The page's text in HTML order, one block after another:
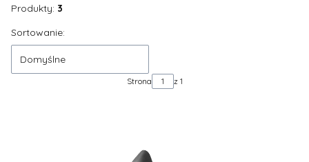
Produkty: 3
Lista produktów
Sortowanie:
Domyślne
Strona z 1